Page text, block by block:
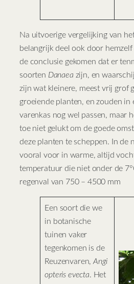
Na uitvoerige vergelijking van
belangrijk deel ook door
de conclusie gekomen dat er
soorten Danaea zijn, en
zijn wat kleinere, meest vrij grof
groeiende planten, en zouden in
varenkas nog wel passen, maar
toe niet gelukt om de goede
deze planten te scheppen. In de
vooral voor in warme, altijd
temperatuur die niet onder de
regenval van 750 – 4500 mm
Een soort die we
in botanische
tuinen vaker
tegenkomen is de
Reuzenvaren,Angi
opteris evecta. Het